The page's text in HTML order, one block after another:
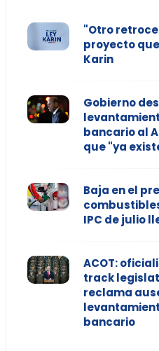
"Otro
proyecto
Karin
Gobierno
bancario al
que "ya
Baja en el
IPC de julio
ACOT:
track
reclama
bancario